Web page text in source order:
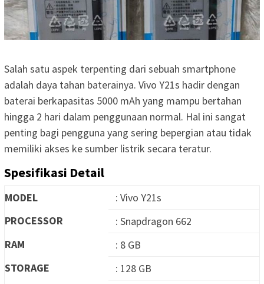
Salah satu aspek terpenting dari sebuah smartphone
adalah daya tahan baterainya. Vivo Y21s hadir dengan
baterai berkapasitas 5000 mAh yang mampu bertahan
hingga 2 hari dalam penggunaan normal. Hal ini sangat
penting bagi pengguna yang sering bepergian atau tidak
memiliki akses ke sumber listrik secara teratur.
Spesifikasi Detail
MODEL
: Vivo Y21s
PROCESSOR
: Snapdragon 662
RAM
: 8 GB
STORAGE
: 128 GB